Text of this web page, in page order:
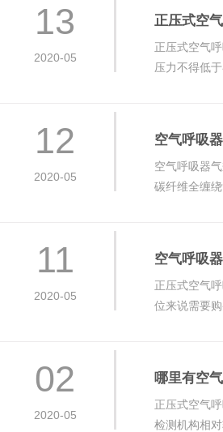
13
2020-05
正压式空
正压式空气
压力不得低
12
2020-05
空气呼吸
空气呼吸器
碳纤维全缠
11
2020-05
空气呼吸
正压式空气
位来说需要购买
02
2020-05
哪里有空
正压式空气
检测机构相